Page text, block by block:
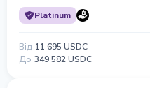
Platinum
Від 11 695 USDC
До 349 582 USDC